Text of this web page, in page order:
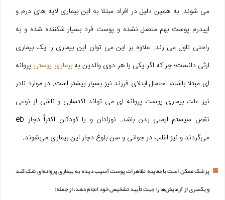
می شوند. به همین دلیل در افراد مبتلا به این بیماری لایه های درم و
اپیدرم پوست بهم متصل نشده و پوست فرد بسیار شکننده شده و به
راحتی تاول می زند. علاوه بر این می توان این بیماری را یک بیماری
ارثی دانست؛ چراکه اگر یکی یا هر دوی والدین بهبیماری پوستی پروانه
ای مبتلا باشند، احتمال ابتلای فرزند نیز بسیار بیشتر است. در موارد نادر
نیز علت بیماری پوست پروانه ای می تواند اکتسابی و ناشی از نوعی
نقص سیستم ایمنی بدن باشد. نوزادان و یا کودکان اکثراً دچار eb
می‌گردند و نیز اغلب در جوانی و سن بلوغ دچار این بیماری می‌شوند.
پزشک ممکن است با معاینه تظاهرات پوست آسیب دیده به بیماری پروانه‌ای شک کند
و یکسری از آزمایش‌ها را جهت تأیید تشخیص خود انجام دهد، از جمله: